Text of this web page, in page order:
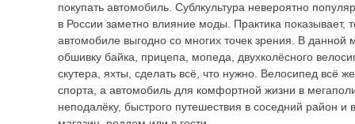
покупать автомобиль. Сублкультура невероятно
в России заметно влияние моды. Практика показывает,
автомобиле выгодно со многих точек зрения. В данной
обшивку байка, прицепа, мопеда, двухколёсного
скутера, яхты, сделать всё, что нужно. Велосипед всё
спорта, а автомобиль для комфортной жизни в
неподалёку, быстрого путешествия в соседний район и